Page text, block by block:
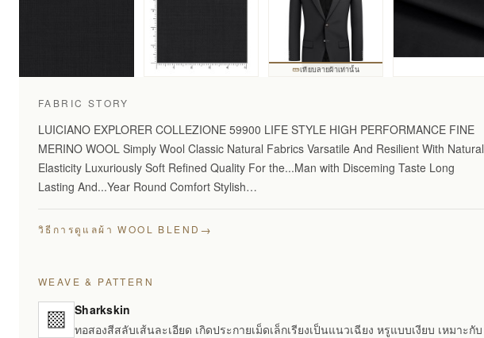
เทียบลายผ้าเท่านั้น
FABRIC STORY
LUICIANO EXPLORER COLLEZIONE 59900 LIFE STYLE HIGH PERFORMANCE FINE
MERINO WOOL Simply Wool Classic Natural Fabrics Varsatile And Resilient With Natural
Elasticity Luxuriously Soft Refined Quality For the...Man with Disceming Taste Long
Lasting And...Year Round Comfort Stylish…
วิธีการดูแลผ้า WOOL BLEND →
WEAVE & PATTERN
Sharkskin
ทอสองสีสลับเส้นละเอียด เกิดประกายเม็ดเล็กเรียงเป็นแนวเฉียง หรูแบบเงียบ เหมาะกับ